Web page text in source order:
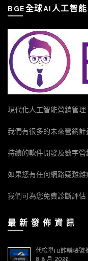
BGE全球AI人工智
現代化人工智能營銷管
我們有很多的未來營銷
持續的軟件開發及數字
如果您有任何網路疑難雜
我們可為您免費診斷評
最 新 發 佈 資 訊
代檢舉FB詐騙帳號
8 8 月, 2026